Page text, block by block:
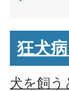
狂犬
犬を飼う